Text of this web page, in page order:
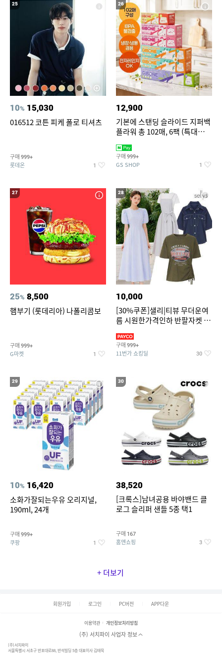
25
10% 15,030
016512 코튼 피케 폴로 티셔츠
구매 999+
롯데온 1
26
12,900
기본에 스탠딩 슬라이드 지퍼백
플라워 총 102매, 6팩 (특대
구매 999+
GS SHOP 1
27
25% 8,500
햄부기 (롯데리아) 나폴리콤보
구매 999+
G마켓 1
28
10,000
[30%쿠폰]샐리|티뷰 무더운여
름 시원한가격인하 반팔자켓 1
구매 999+
11번가 쇼킹딜 30
29
10% 16,420
소화가잘되는우유 오리지널,
190ml, 24개
구매 999+
쿠팡 1
30
38,520
[크록스]남녀공용 바야밴드 클
로그 슬리퍼 샌들 5종 택1
구매 167
홈앤쇼핑 3
+ 더보기
회원가입 로그인 PC버전 APP다운
이용약관 개인정보처리방침
(주) 서치파이 사업자 정보
(주)서치파이
서울특별시 서초구 반포대로88, 반석빌딩 5층 대표이사 김태묵